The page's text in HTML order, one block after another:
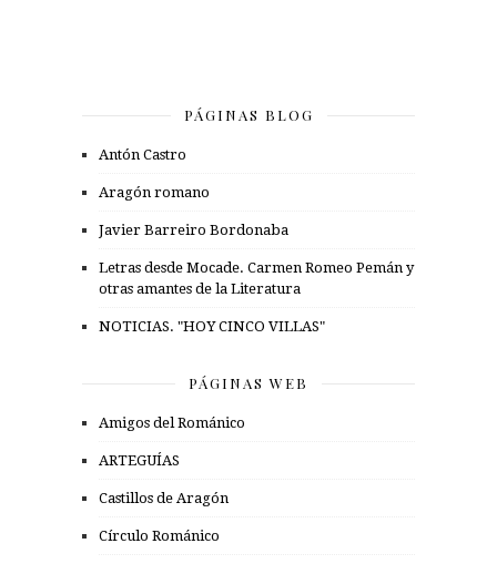
PÁGINAS BLOG
Antón Castro
Aragón romano
Javier Barreiro Bordonaba
Letras desde Mocade. Carmen Romeo Pemán y
otras amantes de la Literatura
NOTICIAS. "HOY CINCO VILLAS"
PÁGINAS WEB
Amigos del Románico
ARTEGUÍAS
Castillos de Aragón
Círculo Románico